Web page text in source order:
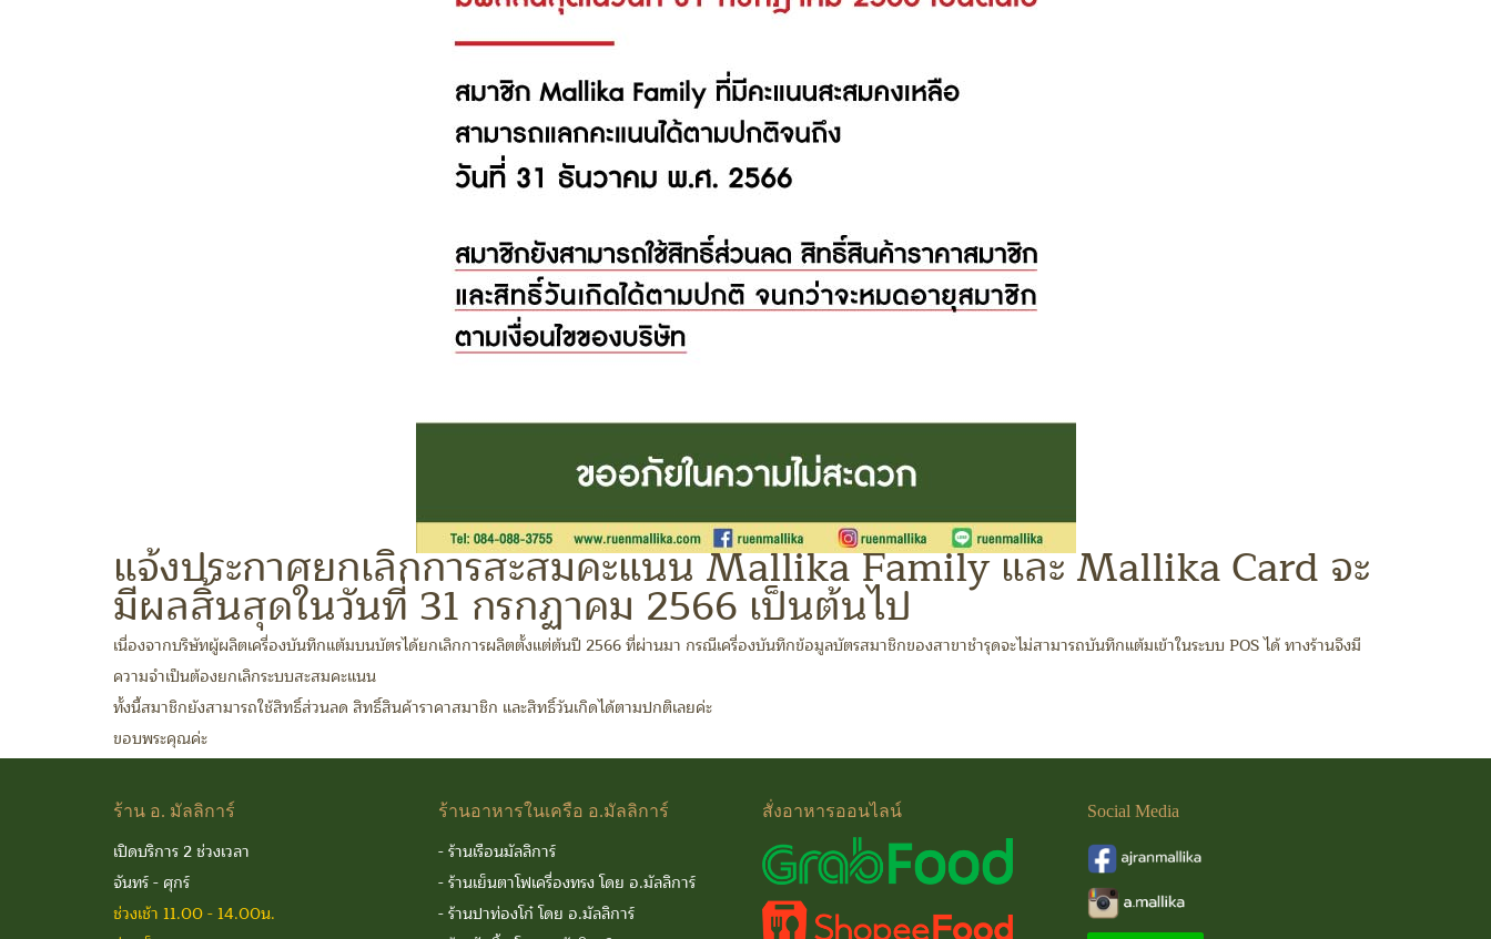
แจ้งประกาศยกเลิกการสะสมคะแนน Mallika Family และ Mallika Card จะ
มีผลสิ้นสุดในวันที่ 31 กรกฏาคม 2566 เป็นต้นไป
เนื่องจากบริษัทผู้ผลิตเครื่องบันทึกแต้มบนบัตรได้ยกเลิกการผลิตตั้งแต่ต้นปี 2566 ที่ผ่านมา กรณีเครื่องบันทึกข้อมูลบัตรสมาชิกของสาขาชำรุดจะไม่สามารถบันทึกแต้มเข้าในระบบ POS ได้ ทางร้านจึงมี
ความจำเป็นต้องยกเลิกระบบสะสมคะแนน
ทั้งนี้สมาชิกยังสามารถใช้สิทธิ์ส่วนลด สิทธิ์สินค้าราคาสมาชิก และสิทธิ์วันเกิดได้ตามปกติเลยค่ะ
ขอบพระคุณค่ะ
ร้าน อ. มัลลิการ์
เปิดบริการ 2 ช่วงเวลา
จันทร์ - ศุกร์
ช่วงเช้า 11.00 - 14.00น.
ร้านอาหารในเครือ อ.มัลลิการ์
-ร้านเรือนมัลลิการ์
-ร้านเย็นตาโฟเครื่องทรง โดย อ.มัลลิการ์
-ร้านปาท่องโก๋ โดย อ.มัลลิการ์
สั่งอาหารออนไลน์ Social Media